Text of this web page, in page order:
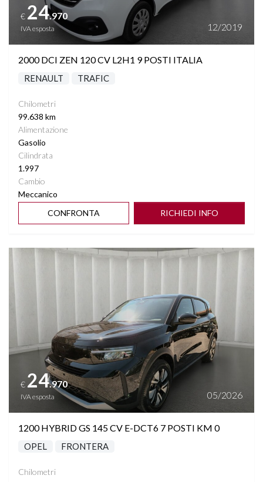
€ 24.970
IVA esposta 12/2019
2000 DCI ZEN 120 CV L2H1 9 POSTI ITALIA
RENAULT TRAFIC
Chilometri
99.638 km
Alimentazione
Gasolio
Cilindrata
1.997
Cambio
Meccanico
CONFRONTA
RICHIEDI INFO
Vedi dettagli
€ 24.970
IVA esposta 05/2026
1200 HYBRID GS 145 CV E-DCT6 7 POSTI KM 0
OPEL FRONTERA
Chilometri